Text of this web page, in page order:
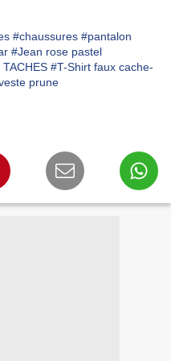
#chaussures #pantalon
#Jean rose pastel
#T-Shirt faux cache-
prune